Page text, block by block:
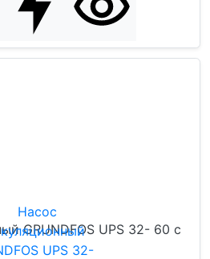
GRUNDFOS UPS 32- 60 с